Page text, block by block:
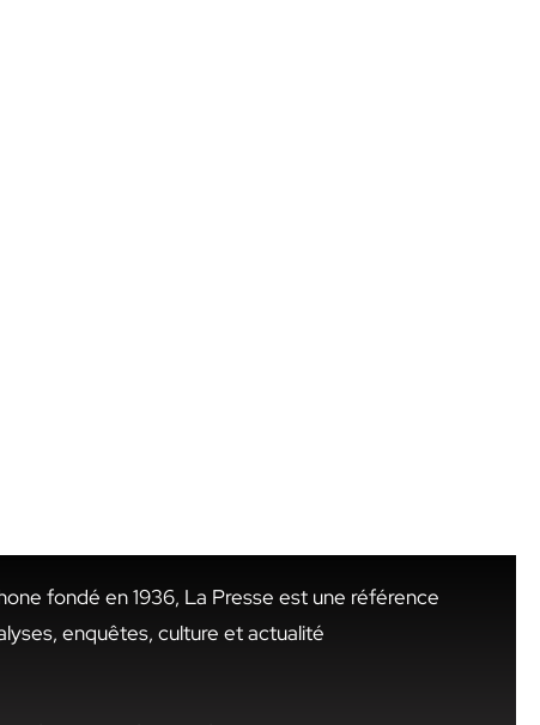
fondé en 1936, La Presse est une référence
enquêtes, culture et actualité